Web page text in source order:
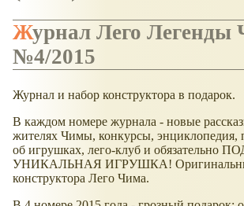
Журнал Лего Легенды Чимы
№4/2015
Журнал и набор конструктора в подарок.
В каждом номере журнала - новые
жителях Чимы, конкурсы, энциклопедия,
об игрушках, лего-клуб и обязательно
УНИКАЛЬНАЯ ИГРУШКА!
конструктора Лего Чима.